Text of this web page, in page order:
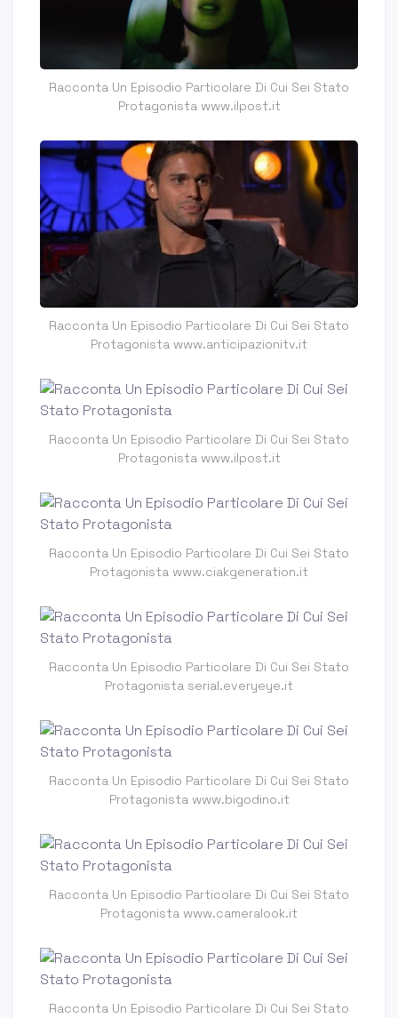
Racconta Un Episodio Particolare Di Cui Sei Stato
Protagonista www.ilpost.it
Racconta Un Episodio Particolare Di Cui Sei Stato
Protagonista www.anticipazionitv.it
Racconta Un Episodio Particolare Di Cui Sei Stato
Protagonista www.ilpost.it
Racconta Un Episodio Particolare Di Cui Sei Stato
Protagonista www.ciakgeneration.it
Racconta Un Episodio Particolare Di Cui Sei Stato
Protagonista serial.everyeye.it
Racconta Un Episodio Particolare Di Cui Sei Stato
Protagonista www.bigodino.it
Racconta Un Episodio Particolare Di Cui Sei Stato
Protagonista www.cameralook.it
Racconta Un Episodio Particolare Di Cui Sei Stato